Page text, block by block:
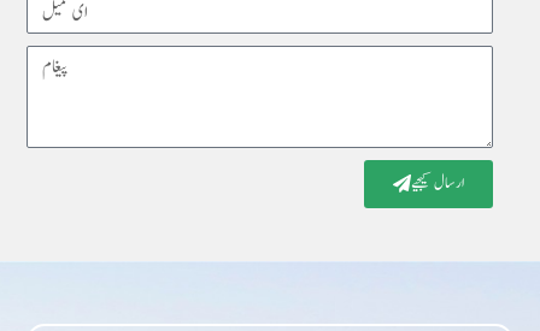
Message
ارسال کیجیے